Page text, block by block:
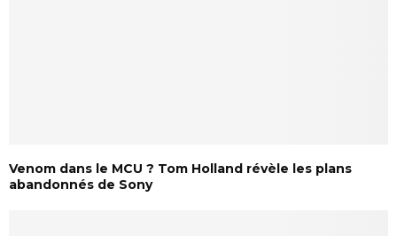
Venom dans le MCU ? Tom Holland révèle les plans
abandonnés de Sony